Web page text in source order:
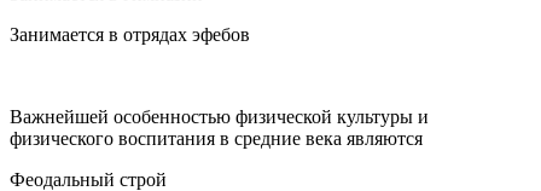
Занимается в отрядах эфебов
Важнейшей особенностью физической культуры и
физического воспитания в средние века являются
Феодальный строй